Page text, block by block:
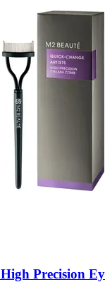
High Precision